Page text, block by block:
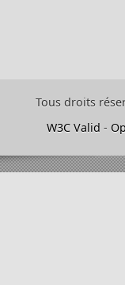
Tous droits
W3C Valid -